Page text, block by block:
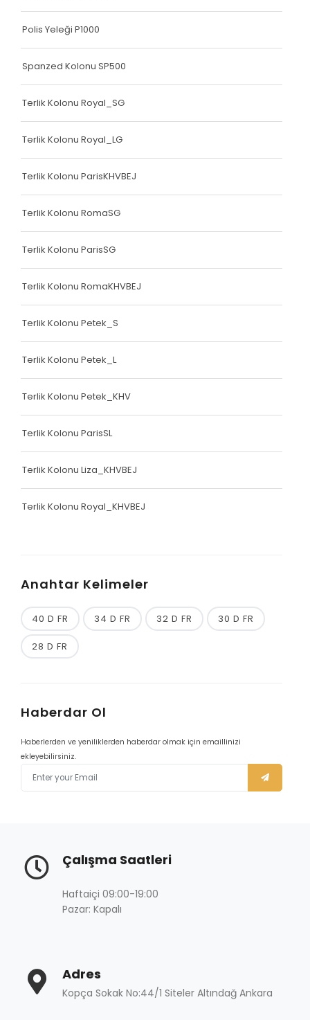
Polis Yeleği P1000
Spanzed Kolonu SP500
Terlik Kolonu Royal_SG
Terlik Kolonu Royal_LG
Terlik Kolonu ParisKHVBEJ
Terlik Kolonu RomaSG
Terlik Kolonu ParisSG
Terlik Kolonu RomaKHVBEJ
Terlik Kolonu Petek_S
Terlik Kolonu Petek_L
Terlik Kolonu Petek_KHV
Terlik Kolonu ParisSL
Terlik Kolonu Liza_KHVBEJ
Terlik Kolonu Royal_KHVBEJ
Anahtar Kelimeler
40 D FR 34 D FR 32 D FR 30 D FR
28 D FR
Haberdar Ol
Haberlerden ve yeniliklerden haberdar olmak için emaillinizi
ekleyebilirsiniz.
Çalışma Saatleri
Haftaiçi 09:00-19:00
Pazar: Kapalı
Adres
Kopça Sokak No:44/1 Siteler Altındağ Ankara